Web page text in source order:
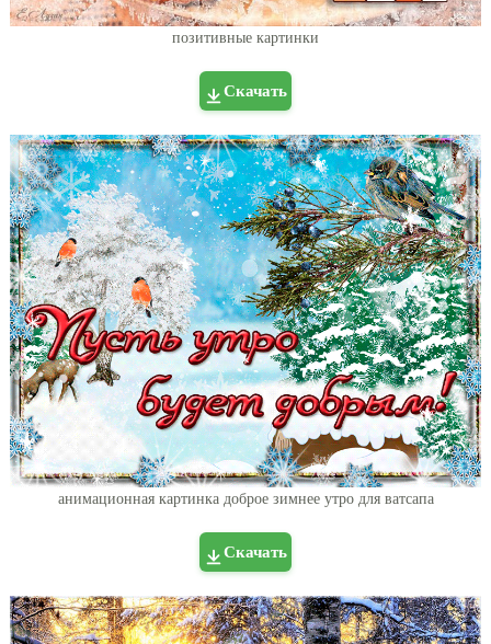
позитивные картинки
Скачать
анимационная картинка доброе зимнее утро для ватсапа
Скачать